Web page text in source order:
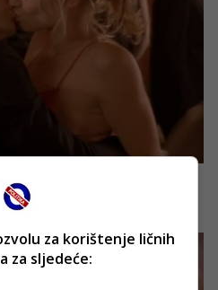
za korištenje ličnih
za sljedeće: